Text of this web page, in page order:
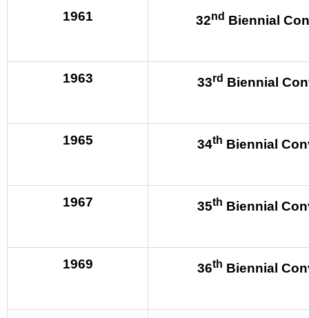
1961 32nd Biennial
1963 33rd Biennial
1965 34th Biennial
1967 35th Biennial
1969 36th Biennial